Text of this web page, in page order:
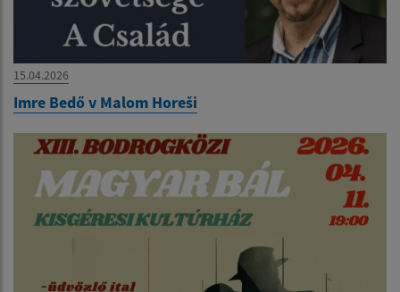
15.04.2026
Imre Bedő v Malom Horeši